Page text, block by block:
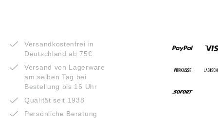
Versandkostenfrei in
Deutschland ab 75€
Versand von Lagerware
am selben Tag bei
Bestellung bis 16 Uhr
Qualität seit 1938
Persönliche Beratung